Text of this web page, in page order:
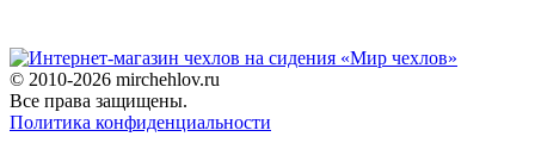
© 2010-2026 mirchehlov.ru
Все права защищены.
Политика конфиденциальности